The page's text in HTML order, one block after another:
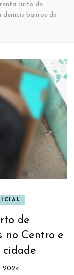
surto de
demais bairros da
de
no Centro e
cidade
2024